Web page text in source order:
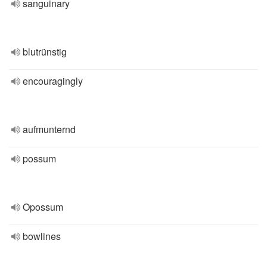
sanguinary
blutrünstig
encouragingly
aufmunternd
possum
Opossum
bowlines